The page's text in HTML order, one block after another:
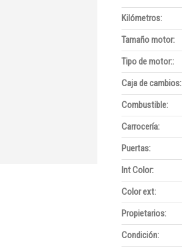
Kilómetros:
Tamaño motor:
Tipo de motor::
Caja de cambios:
Combustible:
Carrocería:
Puertas:
Int Color:
Color ext:
Propietarios:
Condición: